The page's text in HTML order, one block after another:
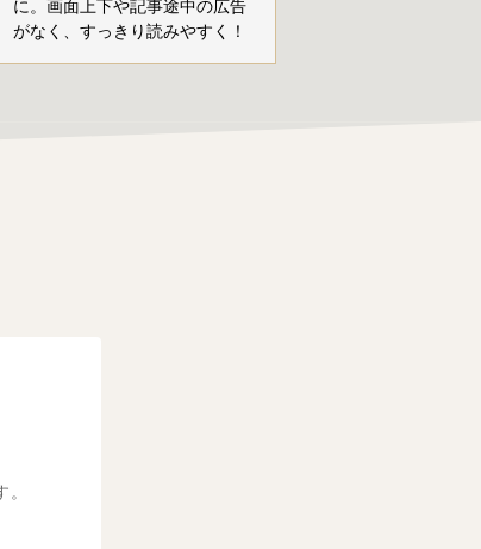
に。画面上下や記事途中の広告
がなく、すっきり読みやすく！